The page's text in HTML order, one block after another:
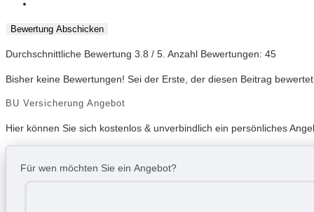
Bewertung Abschicken
Durchschnittliche Bewertung 3.8 / 5. Anzahl Bewertungen: 45
Bisher keine Bewertungen! Sei der Erste, der diesen Beitrag
BU Versicherung Angebot
Hier können Sie sich kostenlos & unverbindlich ein persönliches
Für wen möchten Sie ein Angebot?